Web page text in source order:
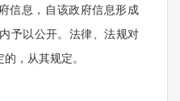
信息，自该政府信息形成
予以公开。法律、法规对
，从其规定。